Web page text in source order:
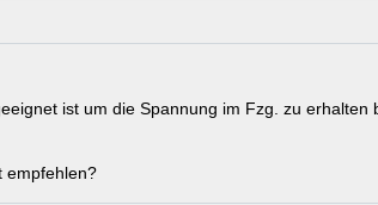
ist um die Spannung im Fzg. zu
empfehlen?